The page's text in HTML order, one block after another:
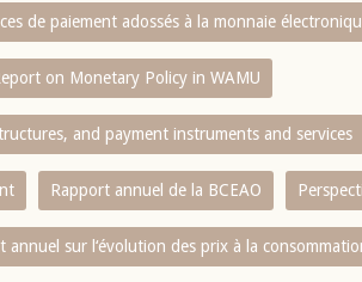
de paiement adossés à la monnaie
on Monetary Policy in WAMU
and payment instruments and services
Rapport annuel de la BCEAO
annuel sur l‘évolution des prix à la